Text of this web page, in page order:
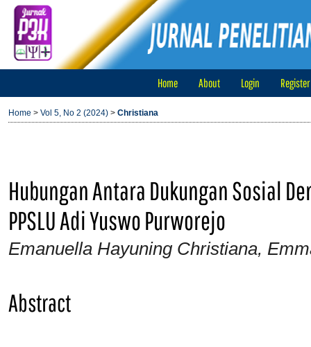
Home About Login Register
Home > Vol 5, No 2 (2024) > Christiana
Hubungan Antara Dukungan Sosial
PPSLU Adi Yuswo Purworejo
Emanuella Hayuning Christiana,
Abstract